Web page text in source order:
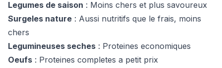
Legumes de saison : Moins chers et plus savoureux
Surgeles nature : Aussi nutritifs que le frais, moins
chers
Legumineuses seches : Proteines economiques
Oeufs : Proteines completes a petit prix